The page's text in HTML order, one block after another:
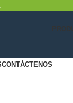
CONTÁCTENOS